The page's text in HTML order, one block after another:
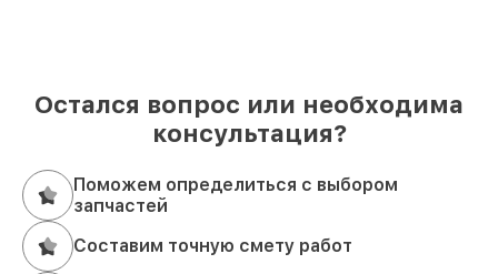
Остался вопрос или необходима
консультация?
Поможем определиться с выбором
запчастей
Составим точную смету работ